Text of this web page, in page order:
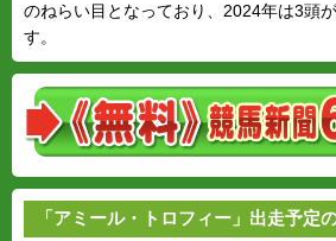
のねらい目となっており、2024年は3頭
す。
「アミール・トロフィー」出走予定